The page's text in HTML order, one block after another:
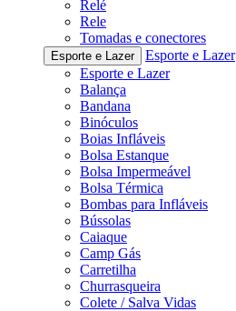
Relé
Rele
Tomadas e conectores
Esporte e Lazer
Esporte e Lazer
Esporte e Lazer
Balança
Bandana
Binóculos
Boias Infláveis
Bolsa Estanque
Bolsa Impermeável
Bolsa Térmica
Bombas para Infláveis
Bússolas
Caiaque
Camp Gás
Carretilha
Churrasqueira
Colete / Salva Vidas